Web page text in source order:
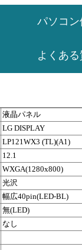
パソコン
よくある
液晶パネル
LG DISPLAY
LP121WX3 (TL)(A1)
12.1
WXGA(1280x800)
光沢
幅広40pin(LED-BL)
無(LED)
なし